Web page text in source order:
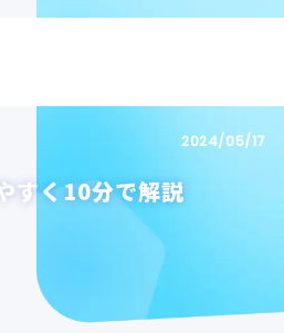
2024/05/17
すく10分で解説